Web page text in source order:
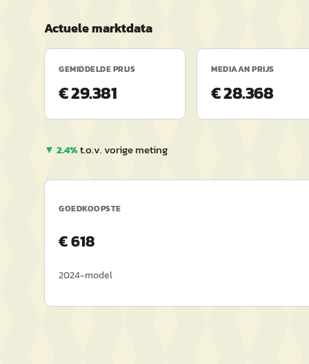
Actuele marktdata
GEMIDDELDE PRIJS
€ 29.381
MEDIAAN PRIJS
€ 28.368
▼ 2.4%t.o.v. vorige meting
GOEDKOOPSTE
€618
2024-model